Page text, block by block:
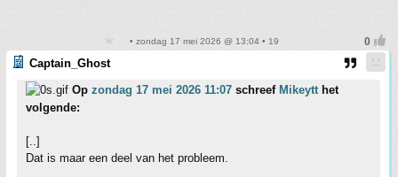
• zondag 17 mei 2026 @ 13:04 • 19
Captain_Ghost
Op zondag 17 mei 2026 11:07 schreef Mikeytthet
volgende:
[..]
Dat is maar een deel van het probleem.